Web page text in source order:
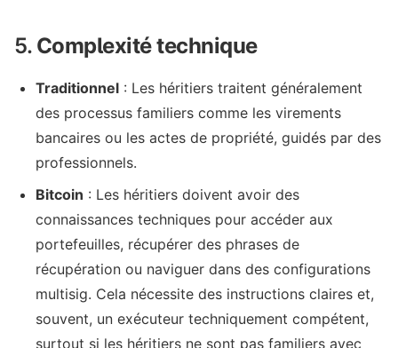
5. Complexité technique
Traditionnel : Les héritiers traitent généralement
des processus familiers comme les virements
bancaires ou les actes de propriété, guidés par des
professionnels.
Bitcoin : Les héritiers doivent avoir des
connaissances techniques pour accéder aux
portefeuilles, récupérer des phrases de
récupération ou naviguer dans des configurations
multisig. Cela nécessite des instructions claires et,
souvent, un exécuteur techniquement compétent,
surtout si les héritiers ne sont pas familiers avec